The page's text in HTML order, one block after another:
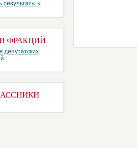
результаты »
ФРАКЦИЙ